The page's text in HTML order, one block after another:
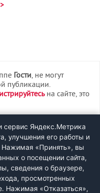
>
Гости, не могут
публикации.
на сайте, это
Яндекс.Метрика
улучшения его работы и
Нажимая «Принять», вы
о посещении сайта,
сведения о браузере,
просмотренных
Нажимая «Отказаться»,